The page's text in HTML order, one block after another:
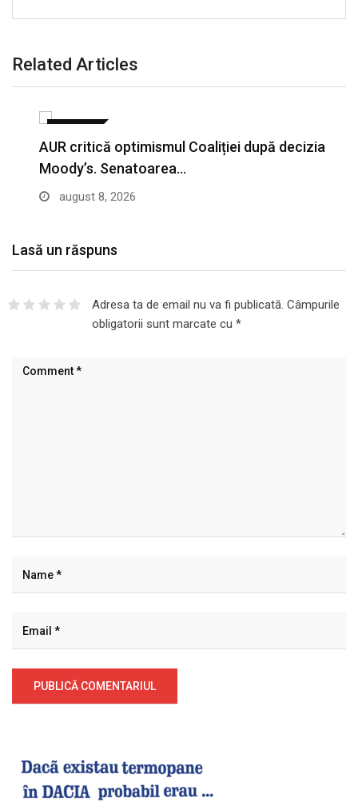
Related Articles
AUR critică optimismul Coaliției după decizia
Moody’s. Senatoarea…
august 8, 2026
Lasă un răspuns
Adresa ta de email nu va fi publicată. Câmpurile
obligatorii sunt marcate cu *